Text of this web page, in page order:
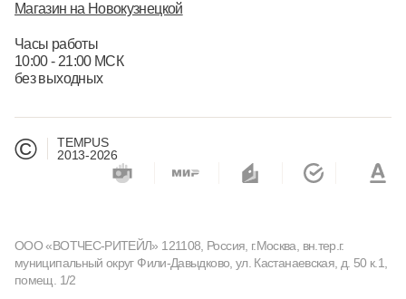
Магазин на Новокузнецкой
Часы работы
10:00 - 21:00 МСК
без выходных
©
TEMPUS
2013-2026
ООО «ВОТЧЕС-РИТЕЙЛ» 121108, Россия, г.Москва, вн.тер.г.
муниципальный округ Фили-Давыдково, ул. Кастанаевская, д. 50 к.1,
помещ. 1/2